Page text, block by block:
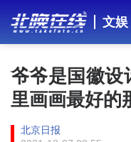
文娱
爷爷是国徽设
里画画最好的
北京日报